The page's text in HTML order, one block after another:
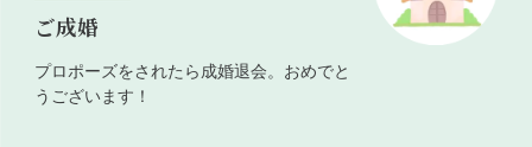
ご成婚
プロポーズをされたら成婚退会。おめでと
うございます！